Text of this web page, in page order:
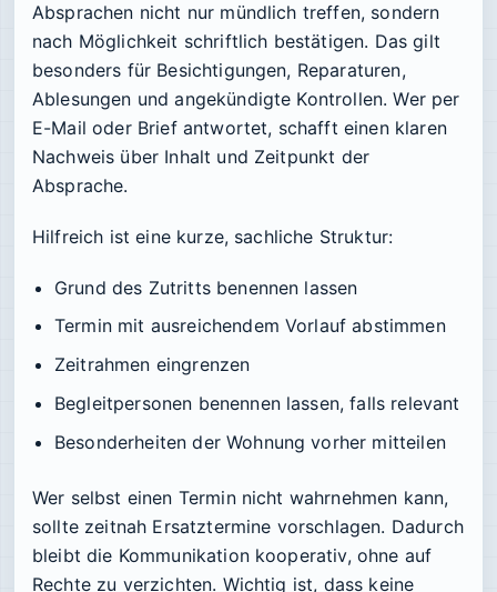
Absprachen nicht nur mündlich treffen, sondern
nach Möglichkeit schriftlich bestätigen. Das gilt
besonders für Besichtigungen, Reparaturen,
Ablesungen und angekündigte Kontrollen. Wer per
E-Mail oder Brief antwortet, schafft einen klaren
Nachweis über Inhalt und Zeitpunkt der
Absprache.
Hilfreich ist eine kurze, sachliche Struktur:
Grund des Zutritts benennen lassen
Termin mit ausreichendem Vorlauf abstimmen
Zeitrahmen eingrenzen
Begleitpersonen benennen lassen, falls relevant
Besonderheiten der Wohnung vorher mitteilen
Wer selbst einen Termin nicht wahrnehmen kann,
sollte zeitnah Ersatztermine vorschlagen. Dadurch
bleibt die Kommunikation kooperativ, ohne auf
Rechte zu verzichten. Wichtig ist, dass keine